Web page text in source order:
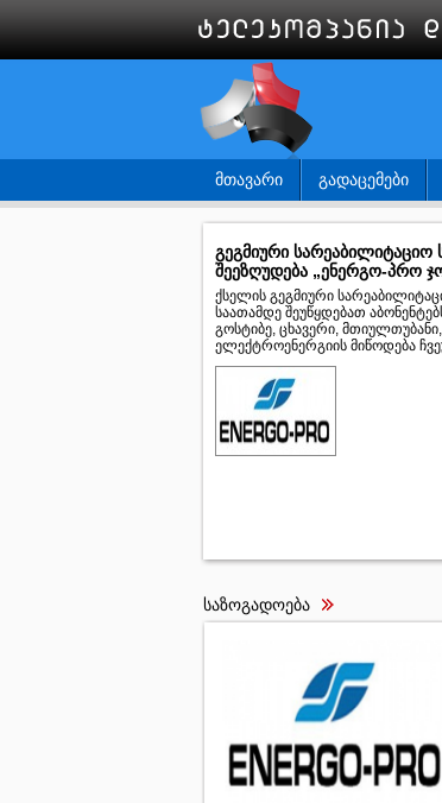
ᲛᲗᲐᲕᲐᲠᲘ ᲒᲐᲓᲐᲪᲔᲛᲔᲑᲘ
გეგმიური სარეაბილიტაციო
შეეზღუდება „ენერგო-პრო
ქსელის გეგმიური
საათამდე შეუწყდებათ
გოსტიბე, ცხავერი,
ელექტროენერგიის მიწოდება
საზოგადოება